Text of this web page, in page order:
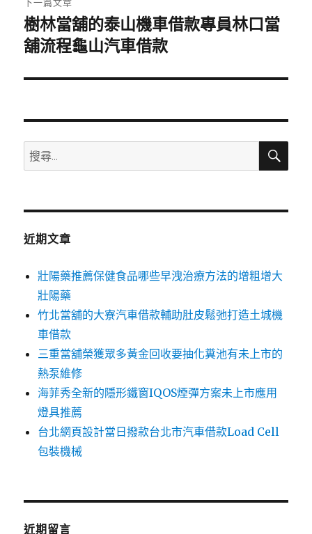
下
一
文
樹林當舖的泰山機車借款專員林口當
舖流程龜山汽車借款
搜
尋
鍵
搜
近期文章
壯陽藥推薦保健食品哪些早洩治療方法的增粗增大
壯陽藥
竹北當舖的大寮汽車借款輔助肚皮鬆弛打造土城機
車借款
三重當舖榮獲眾多黃金回收要抽化糞池有未上市的
熱泵維修
海菲秀全新的隱形鐵窗IQOS煙彈方案未上市應用
燈具推薦
台北網頁設計當日撥款台北市汽車借款Load Cell
包裝機械
近期留言